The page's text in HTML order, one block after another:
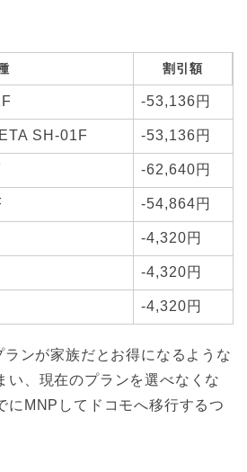
割引額
-53,136円
SH-01F -53,136円
-62,640円
-54,864円
-4,320円
-4,320円
-4,320円
ンが家族だとお得になるような
い、現在のプランを選べなくな
にMNPしてドコモへ移行するつ